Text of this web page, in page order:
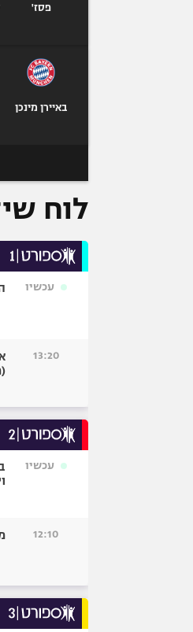
פסז'
באיירן מינכן
לוח
עכשיו
13:20
עכשיו
12:10